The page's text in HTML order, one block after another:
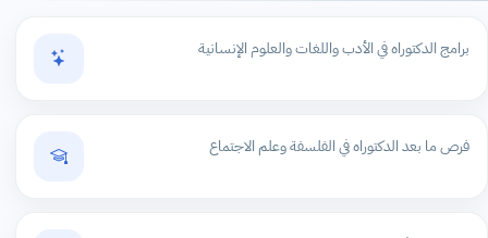
برامج الدكتوراه في الأدب واللغات والعلوم الإنسانية
فرص ما بعد الدكتوراه في الفلسفة وعلم الاجتماع